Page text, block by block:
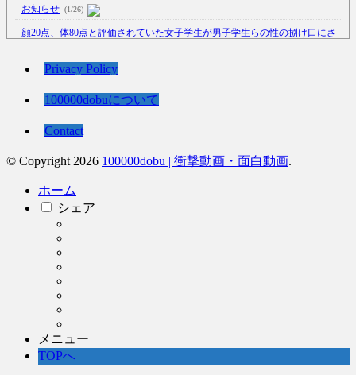
お知らせ (1/26)
顔20点、体80点と評価されていた女子学生が男子学生らの性の捌け口にさ
【中国】処理水の問題化狙うも不発？ASEAN関連会合で賛同広がらず
【韓国】54.1％「IAEA報告書を信用しない」
Powered by livedoor 相互RSS
Privacy Policy
100000dobuについて
Contact
© Copyright 2026 100000dobu | 衝撃動画・面白動画.
ホーム
シェア
メニュー
TOPへ